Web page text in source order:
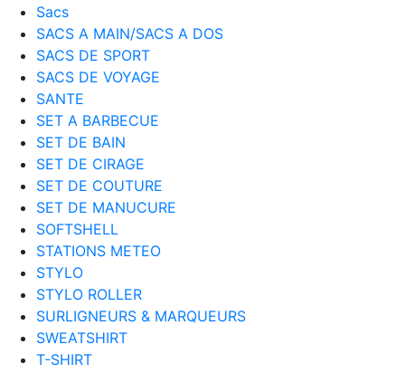
Sacs
SACS A MAIN/SACS A DOS
SACS DE SPORT
SACS DE VOYAGE
SANTE
SET A BARBECUE
SET DE BAIN
SET DE CIRAGE
SET DE COUTURE
SET DE MANUCURE
SOFTSHELL
STATIONS METEO
STYLO
STYLO ROLLER
SURLIGNEURS & MARQUEURS
SWEATSHIRT
T-SHIRT